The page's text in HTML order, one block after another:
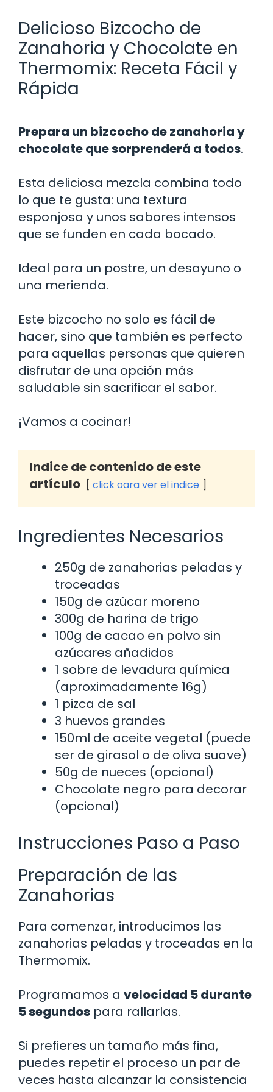
Delicioso Bizcocho de
Zanahoria y Chocolate en
Thermomix: Receta Fácil y
Rápida
Prepara un bizcocho de zanahoria y
chocolate que sorprenderá a todos.
Esta deliciosa mezcla combina todo
lo que te gusta: una textura
esponjosa y unos sabores intensos
que se funden en cada bocado.
Ideal para un postre, un desayuno o
una merienda.
Este bizcocho no solo es fácil de
hacer, sino que también es perfecto
para aquellas personas que quieren
disfrutar de una opción más
saludable sin sacrificar el sabor.
¡Vamos a cocinar!
Indice de contenido de este
artículo
click oara ver el indice
Ingredientes Necesarios
250g de zanahorias peladas y
troceadas
150g de azúcar moreno
300g de harina de trigo
100g de cacao en polvo sin
azúcares añadidos
1 sobre de levadura química
(aproximadamente 16g)
1 pizca de sal
3 huevos grandes
150ml de aceite vegetal (puede
ser de girasol o de oliva suave)
50g de nueces (opcional)
Chocolate negro para decorar
(opcional)
Instrucciones Paso a Paso
Preparación de las
Zanahorias
Para comenzar, introducimos las
zanahorias peladas y troceadas en la
Thermomix.
Programamos a velocidad 5 durante
5 segundos para rallarlas.
Si prefieres un tamaño más fina,
puedes repetir el proceso un par de
veces hasta alcanzar la consistencia